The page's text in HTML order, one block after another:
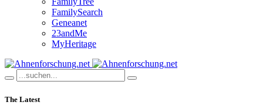
FamilySearch
Geneanet
23andMe
MyHeritage
The Latest